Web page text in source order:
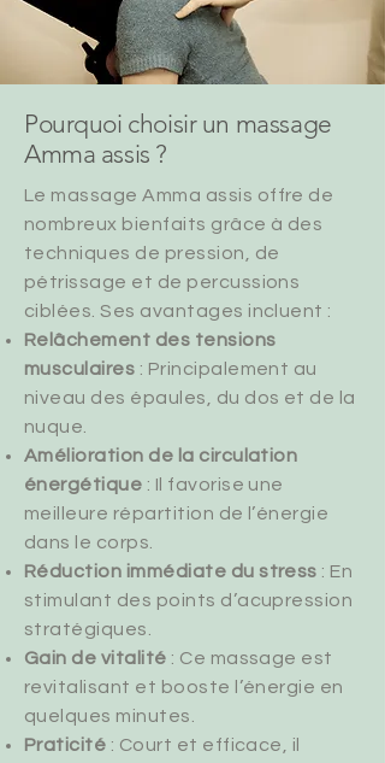
Pourquoi choisir un massage
Amma assis ?
Le massage Amma assis offre de
nombreux bienfaits grâce à des
techniques de pression, de
pétrissage et de percussions
ciblées. Ses avantages incluent :
Relâchement des tensions
musculaires : Principalement au
niveau des épaules, du dos et de la
nuque.
Amélioration de la circulation
énergétique : Il favorise une
meilleure répartition de l’énergie
dans le corps.
Réduction immédiate du stress : En
stimulant des points d’acupression
stratégiques.
Gain de vitalité : Ce massage est
revitalisant et booste l’énergie en
quelques minutes.
Praticité : Court et efficace, il